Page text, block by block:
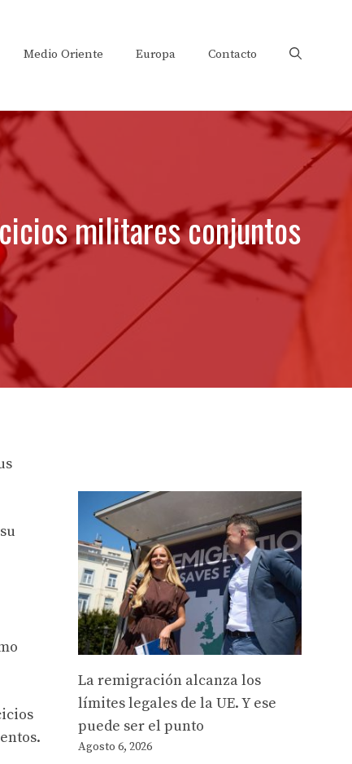
Medio Oriente Europa Contacto
militares conjuntos
La remigración alcanza los
límites legales de la UE. Y ese
puede ser el punto
Agosto 6, 2026